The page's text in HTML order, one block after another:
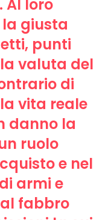
Al loro
giusta
punti
valuta del
di
vita reale
danno la
ruolo
e nel
armi e
fabbro